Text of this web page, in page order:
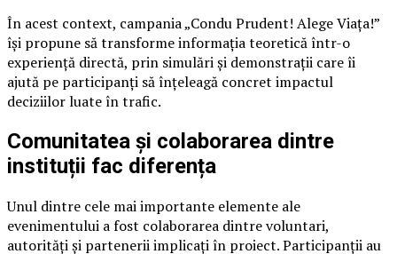
În acest context, campania „Condu Prudent! Alege Viața!”
își propune să transforme informația teoretică într-o
experiență directă, prin simulări și demonstrații care îi
ajută pe participanți să înțeleagă concret impactul
deciziilor luate în trafic.
Comunitatea și colaborarea dintre
instituții fac diferența
Unul dintre cele mai importante elemente ale
evenimentului a fost colaborarea dintre voluntari,
autorități și partenerii implicați în proiect. Participanții au